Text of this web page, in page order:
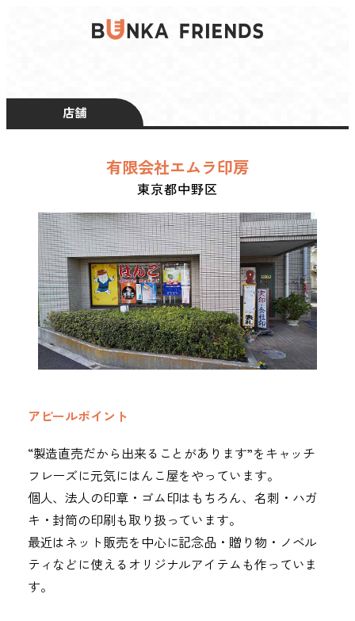
店舗
有限会社エムラ印房
東京都中野区
アピールポイント
“製造直売だから出来ることがあります”をキャッチ
フレーズに元気にはんこ屋をやっています。
個人、法人の印章・ゴム印はもちろん、名刺・ハガ
キ・封筒の印刷も取り扱っています。
最近はネット販売を中心に記念品・贈り物・ノベル
ティなどに使えるオリジナルアイテムも作っていま
す。